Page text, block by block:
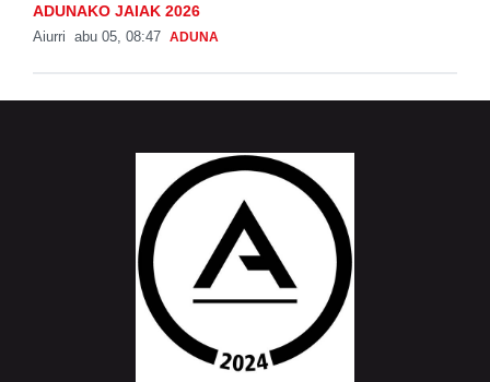
ADUNAKO JAIAK 2026
Aiurri abu 05, 08:47 ADUNA